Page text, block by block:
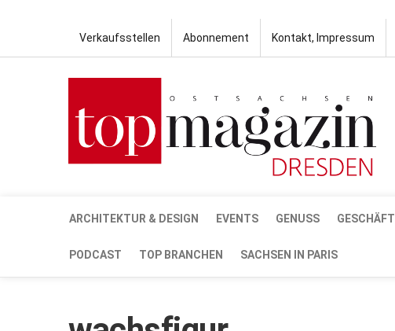
Verkaufsstellen Abonnement Kontakt, Impressum
ARCHITEKTUR & DESIGN EVENTS GENUSS GESCHÄFT
PODCAST TOP BRANCHEN SACHSEN IN PARIS